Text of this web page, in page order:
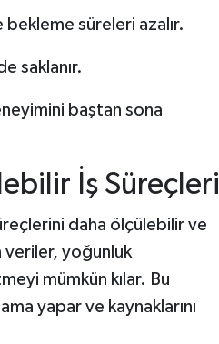
bekleme süreleri azalır.
saklanır.
baştan sona
İş Süreçleri
daha ölçülebilir ve
yoğunluk
mümkün kılar. Bu
yapar ve kaynaklarını